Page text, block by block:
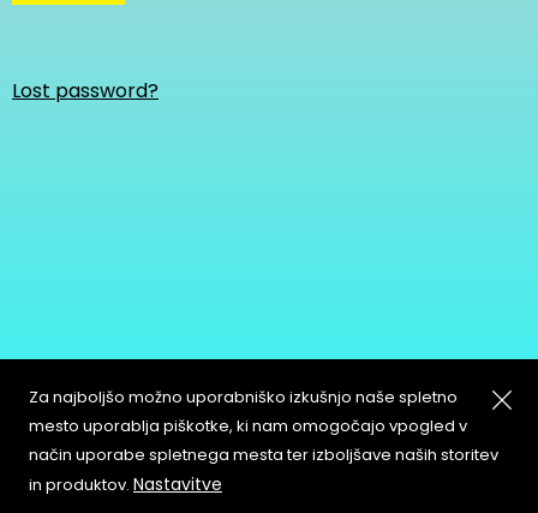
Lost password?
About
Contact
Copyleft
Za najboljšo možno uporabniško izkušnjo naše spletno
mesto uporablja piškotke, ki nam omogočajo vpogled v
način uporabe spletnega mesta ter izboljšave naših storitev
in produktov. Nastavitve